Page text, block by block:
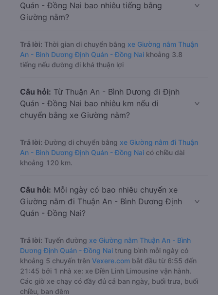
Quán - Đồng Nai bao nhiêu tiếng bằng
Giường nằm?
Trả lời: Thời gian di chuyển bằng xe Giường nằm Thuận
An - Bình Dương Định Quán - Đồng Nai khoảng 3.8
tiếng nếu đường đi khá thuận lợi
Câu hỏi: Từ Thuận An - Bình Dương đi Định
Quán - Đồng Nai bao nhiêu km nếu di
chuyển bằng xe Giường nằm?
Trả lời: Đường di chuyển bằng xe Giường nằm đi Thuận
An - Bình Dương Định Quán - Đồng Nai có chiều dài
khoảng 120 km.
Câu hỏi: Mỗi ngày có bao nhiêu chuyến xe
Giường nằm đi Thuận An - Bình Dương Định
Quán - Đồng Nai?
Trả lời: Tuyến đường xe Giường nằm Thuận An - Bình
Dương Định Quán - Đồng Nai trung bình mỗi ngày có
khoảng 5 chuyến trên Vexere.com bắt đầu từ 6:55 đến
21:45 bởi 1 nhà xe: xe Điền Linh Limousine vận hành.
Các giờ xe chạy có đầy đủ cả ban ngày, buổi trưa, buổi
chiều, ban đêm